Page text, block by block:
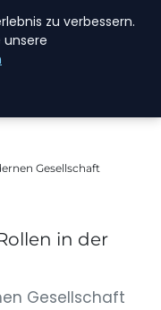
JOBS
Gesellschaft
in der
Gesellschaft
zu verbessern.
unsere